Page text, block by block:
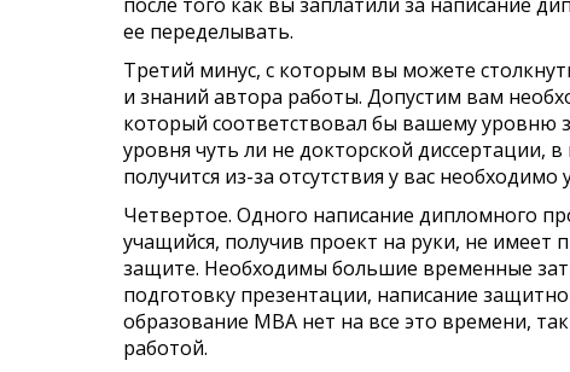
ее переделывать.
Третий минус, с которым вы можете
и знаний автора работы. Допустим вам
который соответствовал бы вашему уровню
уровня чуть ли не докторской диссертации,
получится из-за отсутствия у вас
Четвертое. Одного написание дипломного
учащийся, получив проект на руки, не имеет
защите. Необходимы большие временные
подготовку презентации, написание
образование МВА нет на все это времени,
работой.